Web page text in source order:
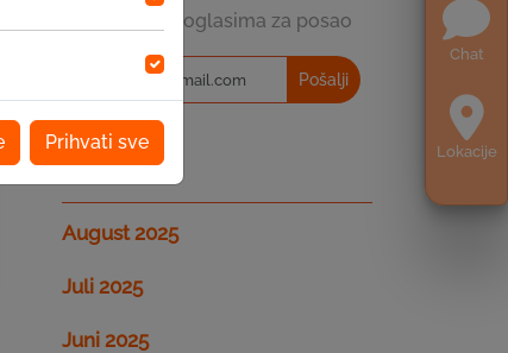
Chat
Lokacije
Prihvati sve
novostima i oglasima za posao
Pošalji
Arhiva
August 2025
Juli 2025
Juni 2025